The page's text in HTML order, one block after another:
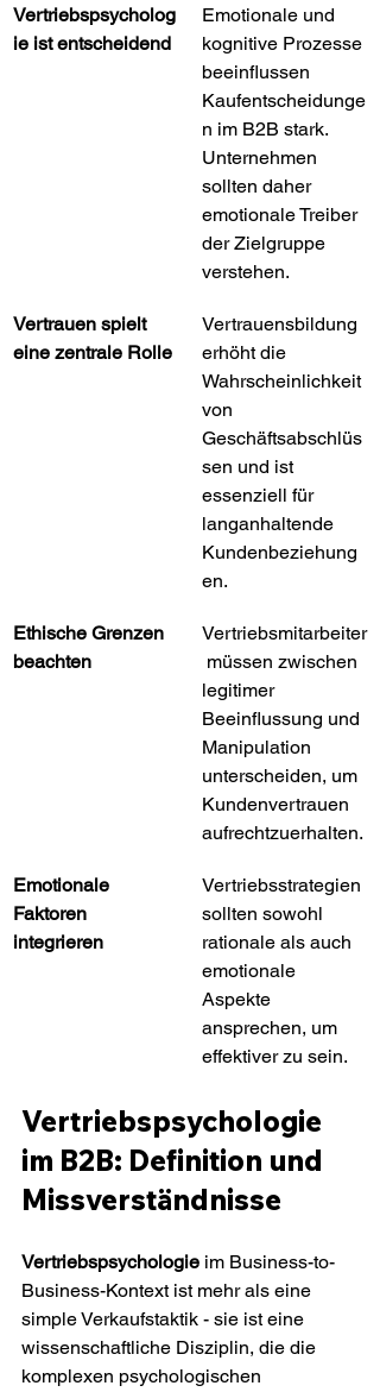
Vertriebspsycholog
ie ist entscheidend
Emotionale und
kognitive Prozesse
beeinflussen
Kaufentscheidunge
n im B2B stark.
Unternehmen
sollten daher
emotionale Treiber
der Zielgruppe
verstehen.
Vertrauen spielt
eine zentrale Rolle
Vertrauensbildung
erhöht die
Wahrscheinlichkeit
von
Geschäftsabschlüs
sen und ist
essenziell für
langanhaltende
Kundenbeziehung
en.
Ethische Grenzen
beachten
Vertriebsmitarbeiter
müssen zwischen
legitimer
Beeinflussung und
Manipulation
unterscheiden, um
Kundenvertrauen
aufrechtzuerhalten.
Emotionale
Faktoren
integrieren
Vertriebsstrategien
sollten sowohl
rationale als auch
emotionale
Aspekte
ansprechen, um
effektiver zu sein.
Vertriebspsychologie
im B2B: Definition und
Missverständnisse
Vertriebspsychologie im Business-to-
Business-Kontext ist mehr als eine
simple Verkaufstaktik - sie ist eine
wissenschaftliche Disziplin, die die
komplexen psychologischen